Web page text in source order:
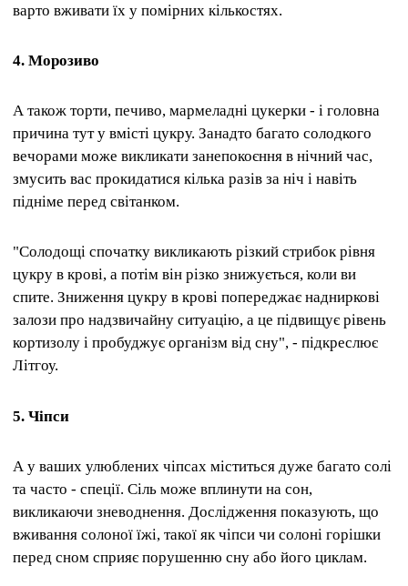
варто вживати їх у помірних кількостях.
4. Морозиво
А також торти, печиво, мармеладні цукерки - і головна
причина тут у вмісті цукру. Занадто багато солодкого
вечорами може викликати занепокоєння в нічний час,
змусить вас прокидатися кілька разів за ніч і навіть
підніме перед світанком.
"Солодощі спочатку викликають різкий стрибок рівня
цукру в крові, а потім він різко знижується, коли ви
спите. Зниження цукру в крові попереджає надниркові
залози про надзвичайну ситуацію, а це підвищує рівень
кортизолу і пробуджує організм від сну", - підкреслює
Літгоу.
5. Чіпси
А у ваших улюблених чіпсах міститься дуже багато солі
та часто - спеції. Сіль може вплинути на сон,
викликаючи зневоднення. Дослідження показують, що
вживання солоної їжі, такої як чіпси чи солоні горішки
перед сном сприяє порушенню сну або його циклам.